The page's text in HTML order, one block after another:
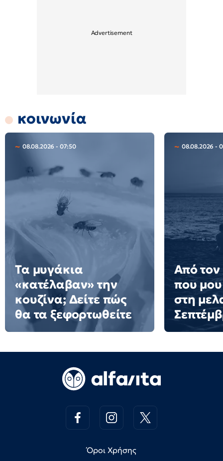
κοινωνία
08.08.2026 - 07:50
Τα μυγάκια
«κατέλαβαν» την
κουζίνα; Δείτε πώς
θα τα ξεφορτωθείτε
08.08.2026 -
Από
που
στη
Όροι Χρήσης